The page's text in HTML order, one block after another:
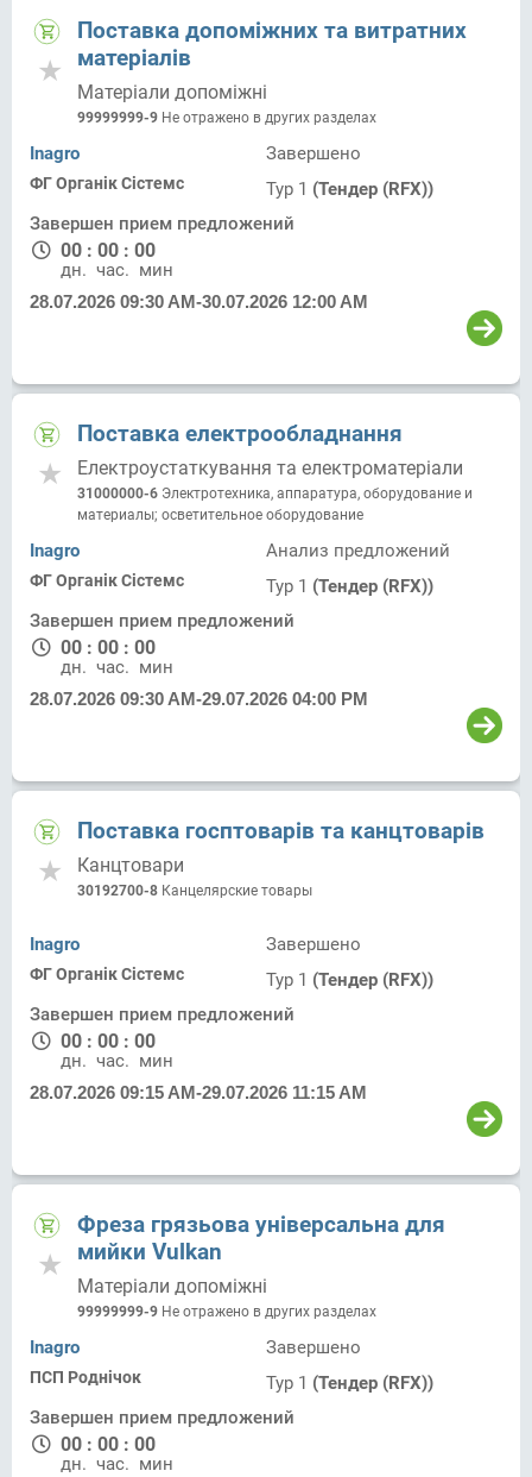
Поставка допоміжних та витратних
матеріалів
Матеріали допоміжні
99999999-9 Не отражено в других разделах
Inagro
ФГ Органік Сістемс
Завершено
Тур 1 (Тендер (RFX))
Завершен прием предложений
00 : 00 : 00
дн. час. мин.
28.07.2026 09:30 AM-30.07.2026 12:00 AM
Поставка електрообладнання
Електроустаткування та електроматеріали
31000000-6 Электротехника, аппаратура, оборудование и
материалы; осветительное оборудование
Inagro
ФГ Органік Сістемс
Анализ предложений
Тур 1 (Тендер (RFX))
Завершен прием предложений
00 : 00 : 00
дн. час. мин.
28.07.2026 09:30 AM-29.07.2026 04:00 PM
Поставка госптоварів та канцтоварів
Канцтовари
30192700-8 Канцелярские товары
Inagro
ФГ Органік Сістемс
Завершено
Тур 1 (Тендер (RFX))
Завершен прием предложений
00 : 00 : 00
дн. час. мин.
28.07.2026 09:15 AM-29.07.2026 11:15 AM
Фреза грязьова універсальна для
мийки Vulkan
Матеріали допоміжні
99999999-9 Не отражено в других разделах
Inagro
ПСП Роднічок
Завершено
Тур 1 (Тендер (RFX))
Завершен прием предложений
00 : 00 : 00
дн. час. мин.